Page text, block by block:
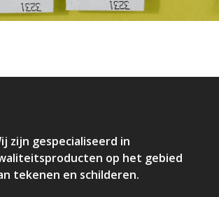
zijn gespecialiseerd in
op het gebied
tekenen en schilderen.